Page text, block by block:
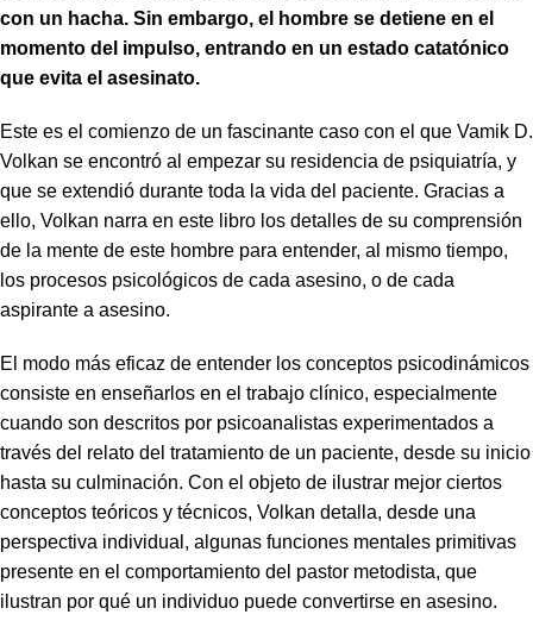
con un hacha. Sin embargo, el hombre se detiene en el
momento del impulso, entrando en un estado catatónico
que evita el asesinato.
Este es el comienzo de un fascinante caso con el que Vamik D.
Volkan se encontró al empezar su residencia de psiquiatría, y
que se extendió durante toda la vida del paciente. Gracias a
ello, Volkan narra en este libro los detalles de su comprensión
de la mente de este hombre para entender, al mismo tiempo,
los procesos psicológicos de cada asesino, o de cada
aspirante a asesino.
El modo más eficaz de entender los conceptos psicodinámicos
consiste en enseñarlos en el trabajo clínico, especialmente
cuando son descritos por psicoanalistas experimentados a
través del relato del tratamiento de un paciente, desde su inicio
hasta su culminación. Con el objeto de ilustrar mejor ciertos
conceptos teóricos y técnicos, Volkan detalla, desde una
perspectiva individual, algunas funciones mentales primitivas
presente en el comportamiento del pastor metodista, que
ilustran por qué un individuo puede convertirse en asesino.